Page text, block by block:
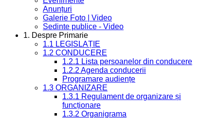
Anunțuri
Galerie Foto | Video
Sedinte publice - Video
1. Despre Primarie
1.1 LEGISLAȚIE
1.2 CONDUCERE
1.2.1 Lista persoanelor din conducere
1.2.2 Agenda conducerii
Programare audiențe
1.3 ORGANIZARE
1.3.1 Regulament de organizare și
funcționare
1.3.2 Organigrama